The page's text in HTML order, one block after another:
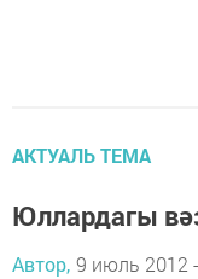
АКТУАЛЬ ТЕМА
Юллардагы
Автор, 9 июль 2012